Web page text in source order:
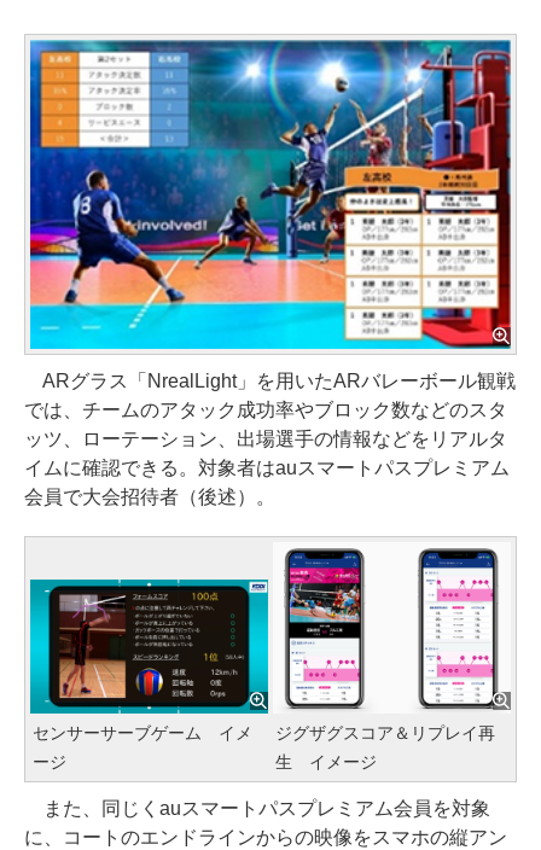
ARグラス「NrealLight」を用いたARバレーボール観戦
では、チームのアタック成功率やブロック数などのスタ
ッツ、ローテーション、出場選手の情報などをリアルタ
イムに確認できる。対象者はauスマートパスプレミアム
会員で大会招待者（後述）。
センサーサーブゲーム イメ
ージ
ジグザグスコア＆リプレイ再
生 イメージ
また、同じくauスマートパスプレミアム会員を対象
に、コートのエンドラインからの映像をスマホの縦アン